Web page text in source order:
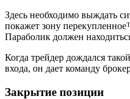
Здесь необходимо выждать
покажет зону
Параболик должен
Когда трейдер дождался
входа, он дает команду
Закрытие позиции